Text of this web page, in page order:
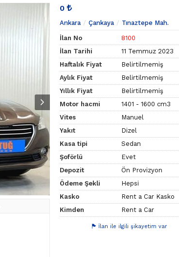
0
Ankara Çankaya Tınaztepe Mah.
İlan No
8100
İlan Tarihi
11 Temmuz 2023
Haftalık Fiyat
Belirtilmemiş
Aylık Fiyat
Belirtilmemiş
Yıllık Fiyat
Belirtilmemiş
Motor hacmi
1401 - 1600 cm3
Vites
Manuel
Yakıt
Dizel
Kasa tipi
Sedan
Şoförlü
Evet
Depozit
Ön Provizyon
Ödeme Şekli
Hepsi
Kasko
Rent a Car Kasko
Kimden
Rent a Car
İlan ile ilgili şikayetim var